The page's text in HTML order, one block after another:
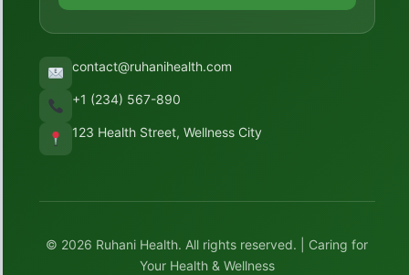
contact@ruhanihealth.com
+1 (234) 567-890
123 Health Street, Wellness City
© 2026 Ruhani Health. All rights reserved. | Caring for
Your Health & Wellness